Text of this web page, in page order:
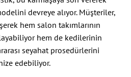
devreye alıyor. Müşteriler,
hem salon takımlarının
hem de kedilerinin
seyahat prosedürlerini
edebiliyor.